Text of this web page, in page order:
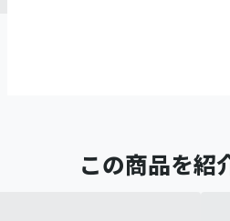
この商品を紹